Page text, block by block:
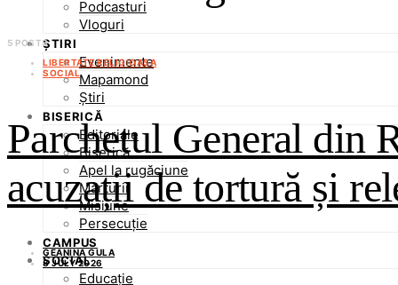
Podcasturi
Vloguri
ȘTIRI
Evenimente
Mapamond
Știri
BISERICĂ
Editoriale
Biserică
Apel la rugăciune
Mărturii
Misiune
Persecuție
CAMPUS
SOCIAL
Educație
5 POSTS
LIBERTATE RELIGIOASA
SOCIAL
Parchetul General din
acuzații de tortură și
GEANINA GULA
8 JULY 2026